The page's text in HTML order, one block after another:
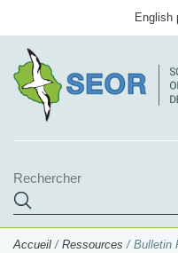
English
Accueil / Ressources / Bulletin